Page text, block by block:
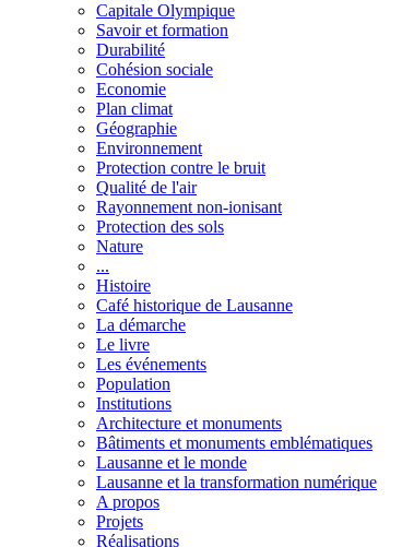
Capitale Olympique
Savoir et formation
Durabilité
Cohésion sociale
Economie
Plan climat
Géographie
Environnement
Protection contre le bruit
Qualité de l'air
Rayonnement non-ionisant
Protection des sols
Nature
...
Histoire
Café historique de Lausanne
La démarche
Le livre
Les événements
Population
Institutions
Architecture et monuments
Bâtiments et monuments emblématiques
Lausanne et le monde
Lausanne et la transformation numérique
A propos
Projets
Réalisations